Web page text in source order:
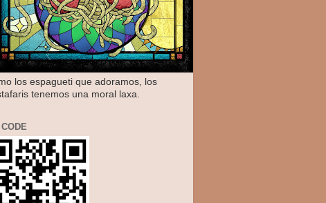
los espagueti que adoramos, los
tenemos una moral laxa.